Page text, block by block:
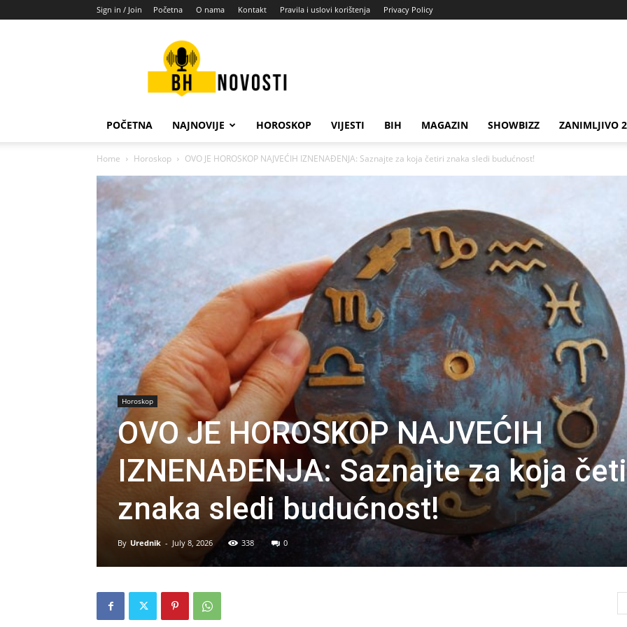
Sign in / Join Početna O nama Kontakt Pravila i uslovi korištenja Privacy Policy
POČETNA NAJNOVIJE HOROSKOP VIJESTI BIH MAGAZIN SHOWBIZZ ZANIMLJIVO
Home Horoskop OVO JE HOROSKOP NAJVEĆIH IZNENAĐENJA: Saznajte za koja četiri znaka sledi budućnost!
Horoskop
OVO JE HOROSKOP NAJVEĆIH
IZNENAĐENJA: Saznajte za koja
znaka sledi budućnost!
By Urednik - July 8, 2026 338 0